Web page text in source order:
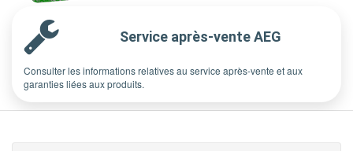
Service après-vente AEG
Consulter les informations relatives au service après-vente et aux
garanties liées aux produits.
Vous êtes ici